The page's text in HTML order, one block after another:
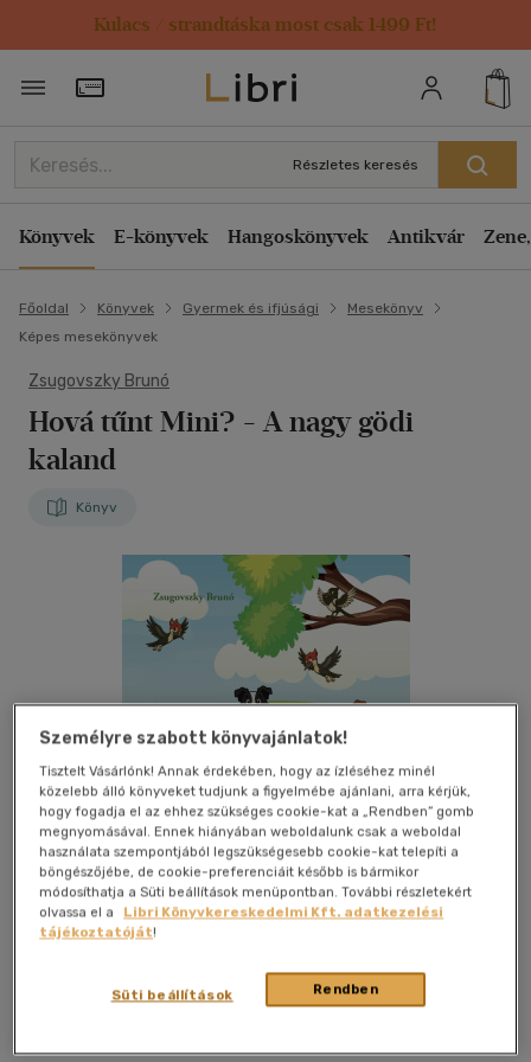
Kulacs / strandtáska most csak 1499 Ft!
Törzsvásárlói Kártya adatai
Részletes keresés
Könyvek E-könyvek Hangoskönyvek Antikvár
Főoldal Könyvek Gyermek és ifjúsági
Mesekönyv
Képes mesekönyvek
Zsugovszky Brunó
Hová tűnt Mini? - A nagy gödi
kaland
Könyv
Kívánságlistához adom Megosztom
Olvasni Menő Kiadó|2026| magyar nyelvű|keménytábla
Személyre szabott könyvajánlatok!
Tisztelt Vásárlónk! Annak érdekében, hogy az ízléséhez minél
közelebb álló könyveket tudjunk a figyelmébe ajánlani, arra kérjük,
hogy fogadja el az ehhez szükséges cookie-kat a „Rendben” gomb
megnyomásával. Ennek hiányában weboldalunk csak a weboldal
használata szempontjából legszükségesebb cookie-kat telepíti a
böngészőjébe, de cookie-preferenciáit később is bármikor
módosíthatja a Süti beállítások menüpontban. További részletekért
olvassa el a
Libri Könyvkereskedelmi Kft. adatkezelési
tájékoztatóját!
Rendben
Süti beállítások